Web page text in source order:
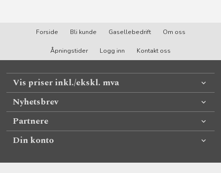
Forside Bli kunde Gasellebedrift Om oss
Åpningstider Logg inn Kontakt oss
Vis priser inkl./ekskl. mva
Nyhetsbrev
Partnere
Din konto